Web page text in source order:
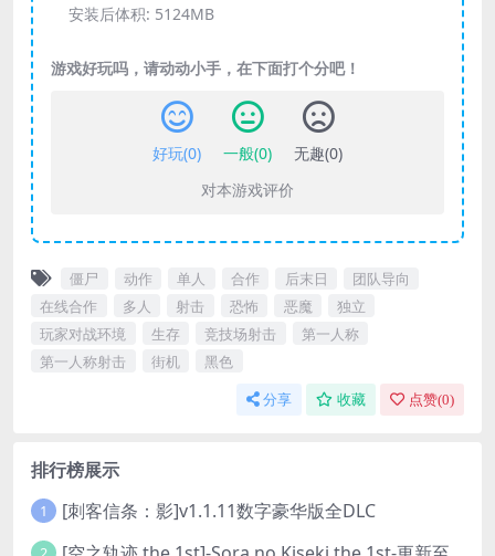
安装后体积: 5124MB
游戏好玩吗，请动动小手，在下面打个分吧！
好玩(0) 一般(0) 无趣(0)
对本游戏评价
僵尸 动作 单人 合作 后末日
团队导向
在线合作
多人 射击 恐怖 恶魔
独立
玩家对战环境
生存 竞技场射击
第一人称
第一人称射击
街机 黑色
分享 收藏 点赞(0)
排行榜展示
1 [刺客信条：影]v1.1.11数字豪华版全DLC